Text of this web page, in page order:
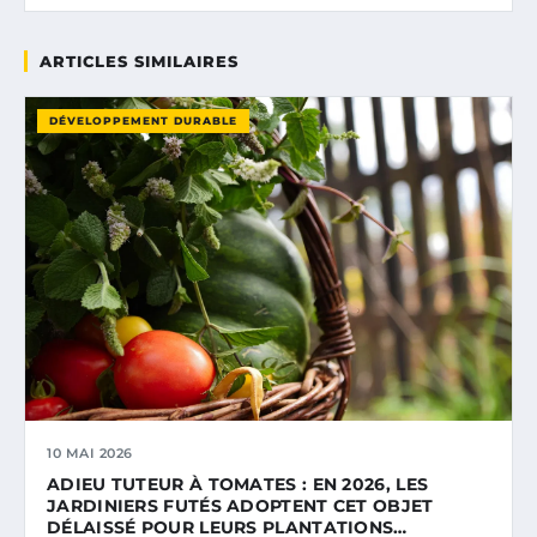
ARTICLES SIMILAIRES
DÉVELOPPEMENT DURABLE
10 MAI 2026
ADIEU TUTEUR À TOMATES : EN 2026, LES
JARDINIERS FUTÉS ADOPTENT CET OBJET
DÉLAISSÉ POUR LEURS PLANTATIONS…